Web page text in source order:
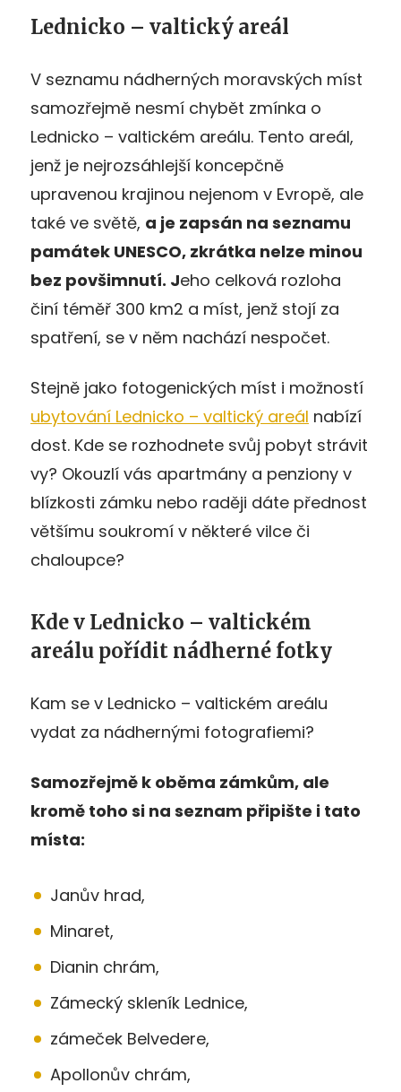
Lednicko – valtický areál
V seznamu nádherných moravských míst
samozřejmě nesmí chybět zmínka o
Lednicko – valtickém areálu. Tento areál,
jenž je nejrozsáhlejší koncepčně
upravenou krajinou nejenom v Evropě, ale
také ve světě, a je zapsán na seznamu
památek UNESCO, zkrátka nelze minou
bez povšimnutí. Jeho celková rozloha
činí téměř 300 km2 a míst, jenž stojí za
spatření, se v něm nachází nespočet.
Stejně jako fotogenických míst i možností
ubytování Lednicko – valtický areál nabízí
dost. Kde se rozhodnete svůj pobyt strávit
vy? Okouzlí vás apartmány a penziony v
blízkosti zámku nebo raději dáte přednost
většímu soukromí v některé vilce či
chaloupce?
Kde v Lednicko – valtickém
areálu pořídit nádherné fotky
Kam se v Lednicko – valtickém areálu
vydat za nádhernými fotografiemi?
Samozřejmě k oběma zámkům, ale
kromě toho si na seznam připište i tato
místa:
Janův hrad,
Minaret,
Dianin chrám,
Zámecký skleník Lednice,
zámeček Belvedere,
Apollonův chrám,